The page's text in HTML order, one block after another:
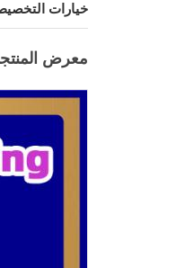
خيارات
معرض